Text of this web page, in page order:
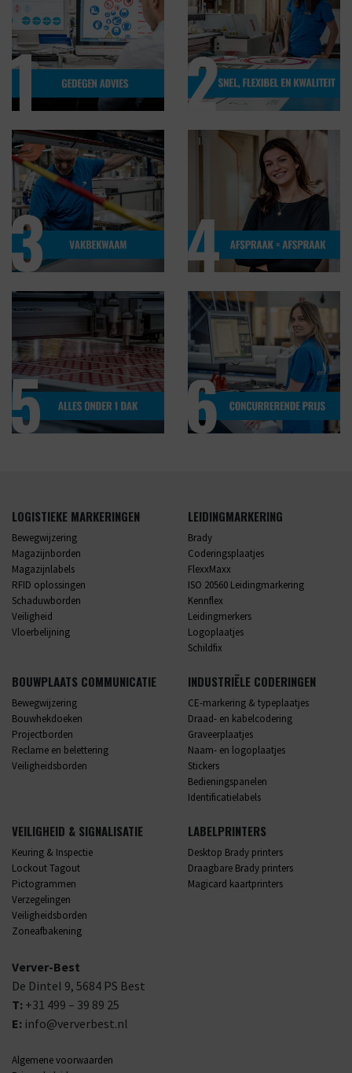
LOGISTIEKE MARKERINGEN
Bewegwijzering
Magazijnborden
Magazijnlabels
RFID oplossingen
Schaduwborden
Veiligheid
Vloerbelijning
LEIDINGMARKERING
Brady
Coderingsplaatjes
FlexxMaxx
ISO 20560 Leidingmarkering
Kennflex
Leidingmerkers
Logoplaatjes
Schildfix
BOUWPLAATS COMMUNICATIE
Bewegwijzering
Bouwhekdoeken
Projectborden
Reclame en belettering
Veiligheidsborden
INDUSTRIËLE CODERINGEN
CE-markering & typeplaatjes
Draad- en kabelcodering
Graveerplaatjes
Naam- en logoplaatjes
Stickers
Bedieningspanelen
Identificatielabels
VEILIGHEID & SIGNALISATIE
Keuring & Inspectie
Lockout Tagout
Pictogrammen
Verzegelingen
Veiligheidsborden
Zoneafbakening
LABELPRINTERS
Desktop Brady printers
Draagbare Brady printers
Magicard kaartprinters
Verver-Best
De Dintel 9, 5684 PS Best
T: +31 499 – 39 89 25
E: info@ververbest.nl
Algemene voorwaarden